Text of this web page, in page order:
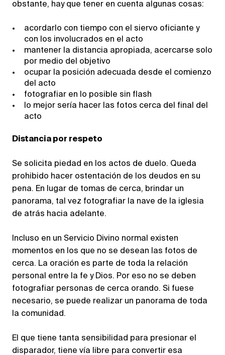
obstante, hay que tener en cuenta algunas cosas:
acordarlo con tiempo con el siervo oficiante y
con los involucrados en el acto
mantener la distancia apropiada, acercarse solo
por medio del objetivo
ocupar la posición adecuada desde el comienzo
del acto
fotografiar en lo posible sin flash
lo mejor sería hacer las fotos cerca del final del
acto
Distancia por respeto
Se solicita piedad en los actos de duelo. Queda
prohibido hacer ostentación de los deudos en su
pena. En lugar de tomas de cerca, brindar un
panorama, tal vez fotografiar la nave de la iglesia
de atrás hacia adelante.
Incluso en un Servicio Divino normal existen
momentos en los que no se desean las fotos de
cerca. La oración es parte de toda la relación
personal entre la fe y Dios. Por eso no se deben
fotografiar personas de cerca orando. Si fuese
necesario, se puede realizar un panorama de toda
la comunidad.
El que tiene tanta sensibilidad para presionar el
disparador, tiene vía libre para convertir esa